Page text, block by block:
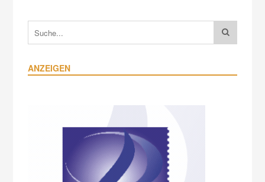
ANZEIGEN